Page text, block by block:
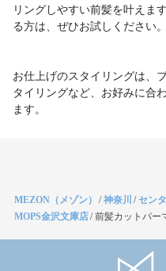
リングしやすい前髪を叶えま
る方は、ぜひお試しください。
お仕上げのスタイリングは、
タイリングなど、お好みに合
ます。
MEZON（メゾン） /神奈川 /セン
MOPS金沢文庫店/前髪カットパー